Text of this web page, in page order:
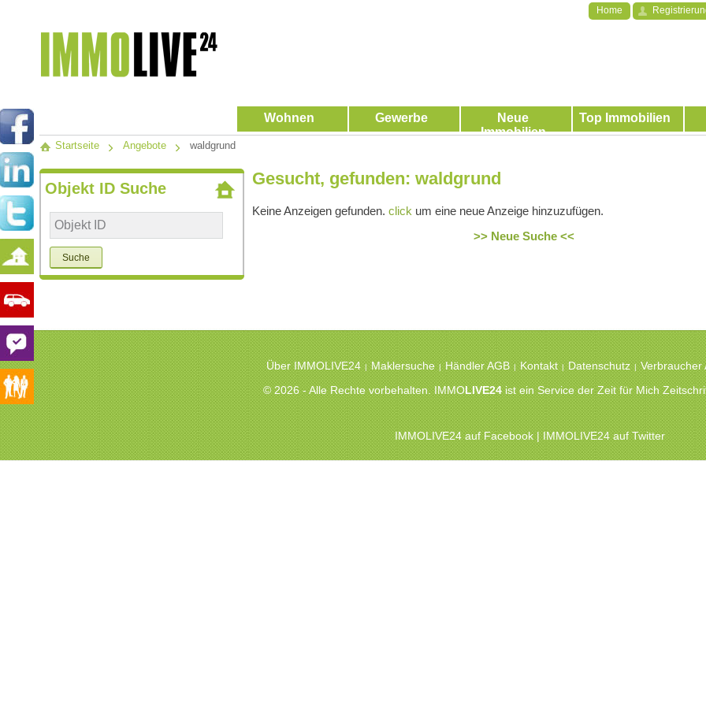
Home
Wohnen Gewerbe
Neue
Immobilien
Top Immobilien
Startseite Angebote waldgrund
Objekt ID Suche Gesucht, gefunden: waldgrund
Keine Anzeigen gefunden. click um eine neue Anzeige hinzuzufügen.
>> Neue Suche <<
Über IMMOLIVE24 | Maklersuche | Händler AGB | Kontakt | Datenschutz | Verbraucher
© 2026 - Alle Rechte vorbehalten. IMMOLIVE24ist ein Service der Zeit für Mich
IMMOLIVE24 auf Facebook|IMMOLIVE24 auf Twitter